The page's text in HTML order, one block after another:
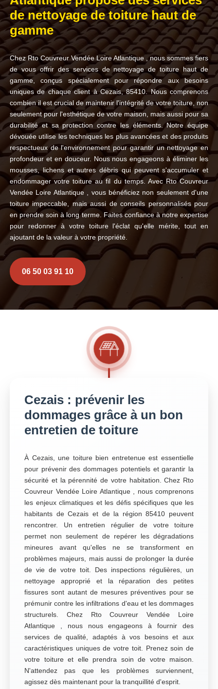
de nettoyage de toiture haut de
gamme
Chez Rto Couvreur Vendée Loire Atlantique , nous sommes fiers
de vous offrir des services de nettoyage de toiture haut de
gamme, conçus spécialement pour répondre aux besoins
uniques de chaque client à Cezais, 85410. Nous comprenons
combien il est crucial de maintenir l'intégrité de votre toiture, non
seulement pour l'esthétique de votre maison, mais aussi pour sa
durabilité et sa protection contre les éléments. Notre équipe
dévouée utilise les techniques les plus avancées et des produits
respectueux de l'environnement pour garantir un nettoyage en
profondeur et en douceur. Nous nous engageons à éliminer les
mousses, lichens et autres débris qui peuvent s'accumuler et
endommager votre toiture au fil du temps. Avec Rto Couvreur
Vendée Loire Atlantique , vous bénéficiez non seulement d'une
toiture impeccable, mais aussi de conseils personnalisés pour
en prendre soin à long terme. Faites confiance à notre expertise
pour redonner à votre toiture l'éclat qu'elle mérite, tout en
ajoutant de la valeur à votre propriété.
06 50 03 91 10
Cezais : prévenir les
dommages grâce à un bon
entretien de toiture
À Cezais, une toiture bien entretenue est essentielle
pour prévenir des dommages potentiels et garantir la
sécurité et la pérennité de votre habitation. Chez Rto
Couvreur Vendée Loire Atlantique , nous comprenons
les enjeux climatiques et les défis spécifiques que les
habitants de Cezais et de la région 85410 peuvent
rencontrer. Un entretien régulier de votre toiture
permet non seulement de repérer les dégradations
mineures avant qu'elles ne se transforment en
problèmes majeurs, mais aussi de prolonger la durée
de vie de votre toit. Des inspections régulières, un
nettoyage approprié et la réparation des petites
fissures sont autant de mesures préventives pour se
prémunir contre les infiltrations d'eau et les dommages
structurels. Chez Rto Couvreur Vendée Loire
Atlantique , nous nous engageons à fournir des
services de qualité, adaptés à vos besoins et aux
caractéristiques uniques de votre toit. Prenez soin de
votre toiture et elle prendra soin de votre maison.
N'attendez pas que les problèmes surviennent,
agissez dès maintenant pour la tranquillité d'esprit.